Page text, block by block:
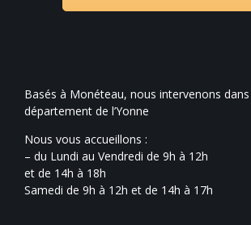
Basés à Monéteau, nous intervenons
département de l’Yonne
Nous vous accueillons :
– du Lundi au Vendredi de 9h à 12h
et de 14h à 18h
Samedi de 9h à 12h et de 14h à 17h